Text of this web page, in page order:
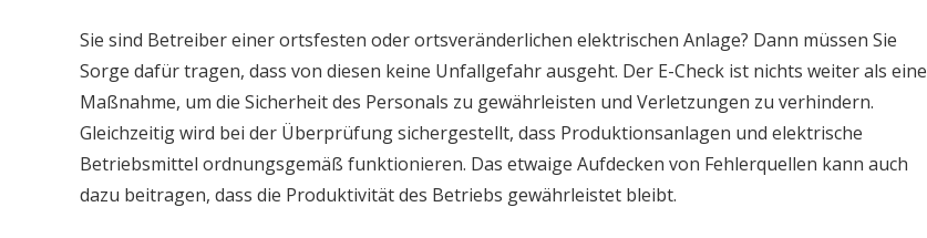
Sie sind Betreiber einer ortsfesten oder ortsveränderlichen elektrischen Anlage? Dann müssen Sie
Sorge dafür tragen, dass von diesen keine Unfallgefahr ausgeht. Der E-Check ist nichts weiter als eine
Maßnahme, um die Sicherheit des Personals zu gewährleisten und Verletzungen zu verhindern.
Gleichzeitig wird bei der Überprüfung sichergestellt, dass Produktionsanlagen und elektrische
Betriebsmittel ordnungsgemäß funktionieren. Das etwaige Aufdecken von Fehlerquellen kann auch
dazu beitragen, dass die Produktivität des Betriebs gewährleistet bleibt.